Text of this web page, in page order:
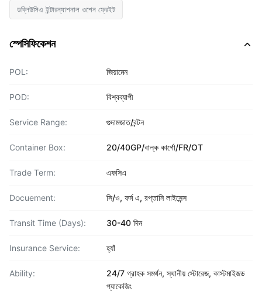
ডব্লিউসিএ ইন্টারন্যাশনাল ওশেন ফ্রেইট
স্পেসিফিকেশন
POL: জিয়ামেন
POD: বিশ্বব্যাপী
Service Range: গুদামজাত/বন্টন
Container Box: 20/40GP/বাল্ক কার্গো/FR/OT
Trade Term: এফসিএ
Docuement: সি/ও, ফর্ম এ, রপ্তানি লাইসেন্স
Transit Time (Days): 30-40 দিন
Insurance Service: হ্যাঁ
Ability:
24/7 গ্রাহক সমর্থন, স্থানীয় স্টোরেজ, কাস্টমাইজড
প্যাকেজিং